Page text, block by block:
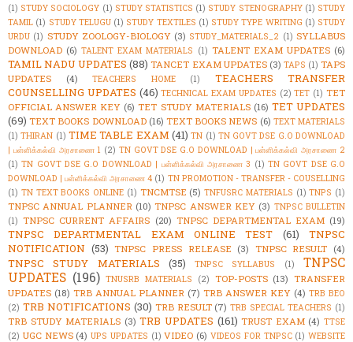
(1) STUDY SOCIOLOGY (1) STUDY STATISTICS (1) STUDY STENOGRAPHY (1) STUDY
TAMIL (1) STUDY TELUGU (1) STUDY TEXTILES (1) STUDY TYPE WRITING (1) STUDY
URDU (1) STUDY ZOOLOGY-BIOLOGY (3) STUDY_MATERIALS_2 (1) SYLLABUS
DOWNLOAD (6) TALENT EXAM MATERIALS (1) TALENT EXAM UPDATES (6)
TAMIL NADU UPDATES (88) TANCET EXAM UPDATES (3) TAPS (1) TAPS
UPDATES
(4) TEACHERS HOME (1)
TEACHERS TRANSFER
COUNSELLING UPDATES (46) TECHNICAL EXAM UPDATES (2) TET (1) TET
OFFICIAL ANSWER KEY (6) TET STUDY MATERIALS (16) TET UPDATES
(69) TEXT BOOKS DOWNLOAD (16) TEXT BOOKS NEWS (6) TEXT MATERIALS
(1) THIRAN (1) TIME TABLE EXAM (41) TN (1) TN GOVT DSE G.O DOWNLOAD
| பள்ளிக்கல்வி அரசாணை 1 (2) TN GOVT DSE G.O DOWNLOAD | பள்ளிக்கல்வி அரசாணை 2
(1) TN GOVT DSE G.O DOWNLOAD | பள்ளிக்கல்வி அரசாணை 3 (1) TN GOVT DSE G.O
DOWNLOAD | பள்ளிக்கல்வி அரசாணை 4 (1) TN PROMOTION - TRANSFER - COUSELLING
(1) TN TEXT BOOKS ONLINE (1) TNCMTSE (5) TNFUSRC MATERIALS (1) TNPS (1)
TNPSC ANNUAL PLANNER (10) TNPSC ANSWER KEY (3) TNPSC BULLETIN
(1) TNPSC CURRENT AFFAIRS (20) TNPSC DEPARTMENTAL EXAM (19)
TNPSC DEPARTMENTAL EXAM ONLINE TEST (61)
TNPSC
NOTIFICATION (53) TNPSC PRESS RELEASE (3) TNPSC RESULT (4)
TNPSC STUDY MATERIALS (35) TNPSC SYLLABUS (1)
TNPSC
UPDATES (196) TNUSRB MATERIALS (2) TOP-POSTS (13) TRANSFER
UPDATES (18) TRB ANNUAL PLANNER (7) TRB ANSWER KEY (4) TRB BEO
(2) TRB NOTIFICATIONS (30) TRB RESULT (7) TRB SPECIAL TEACHERS (1)
TRB STUDY MATERIALS (3) TRB UPDATES (161) TRUST EXAM (4) TTSE
(2) UGC NEWS (4) UPS UPDATES (1) VIDEO (6) VIDEOS FOR TNPSC (1) WEBSITE